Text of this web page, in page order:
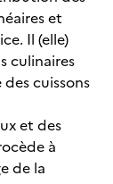
et
Il (elle)
culinaires
cuissons
et des
à
de la